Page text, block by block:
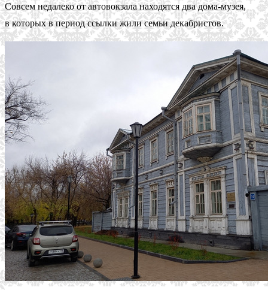
Совсем недалеко от автовокзала находятся два дома-музея,
в которых в период ссылки жили семьи декабристов.